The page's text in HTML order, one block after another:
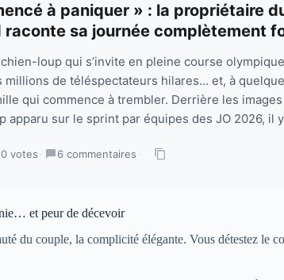
à paniquer » : la propriétaire
sa journée complètement
loup qui s’invite en pleine course
millions de téléspectateurs hilares… et, à
qui commence à trembler. Derrière les
apparu sur le sprint par équipes des JO 2026, il
votes · 6 commentaires ·
et peur de décevoir
du couple, la complicité élégante. Vous détestez le